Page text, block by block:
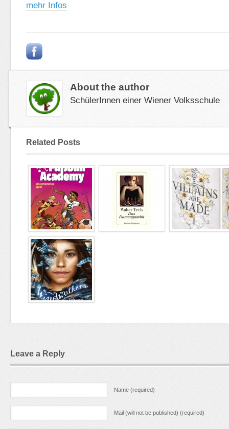
mehr Infos
About the author
SchülerInnen einer Wiener Volksschule
Related Posts
Leave a Reply
Name (required)
Mail (will not be published) (required)